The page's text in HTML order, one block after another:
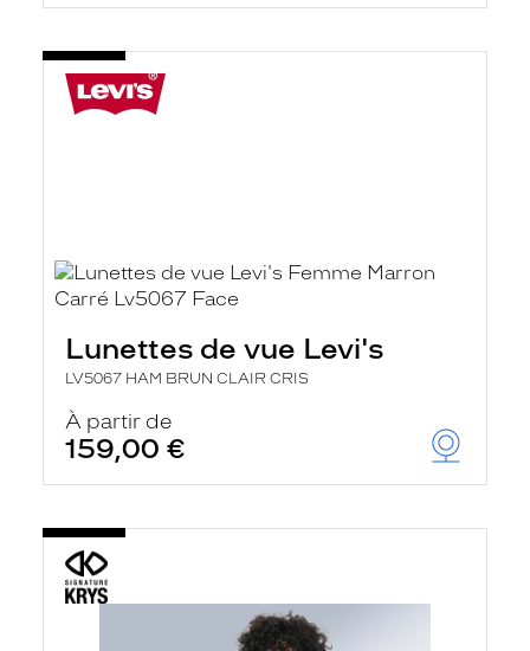
Lunettes de vue Levi's
LV5067 HAM BRUN CLAIR CRIS
À partir de
159,00 €